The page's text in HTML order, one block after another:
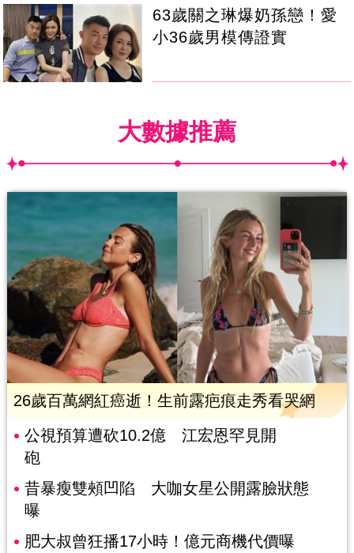
63歲關之琳爆奶孫戀！愛
小36歲男模傳證實
大數據推薦
26歲百萬網紅癌逝！生前露疤痕走秀看哭網
公視預算遭砍10.2億 江宏恩罕見開
砲
昔暴瘦雙頰凹陷 大咖女星公開露臉狀態
曝
肥大叔曾狂播17小時！億元商機代價曝